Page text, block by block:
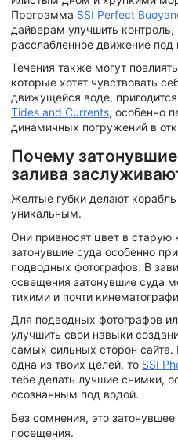
Программа SSI Perfect
дайверам улучшить
расслабленное движение под
Течения также могут
которые хотят чувствовать
движущейся воде, пригодится
Tides and Currents, особенно
динамичных погружений в
Почему
залива
Желтые губки делают
уникальным.
Они привносят цвет в
затонувшие суда особенно
подводных фотографов. В
освещения затонувшие суда
тихими и почти
Для подводных фотографов
улучшить свои навыки
самых сильных сторон
одна из твоих целей, то SSI
тебе делать лучшие снимки,
осознанным под водой.
Без сомнения, это
посещения.